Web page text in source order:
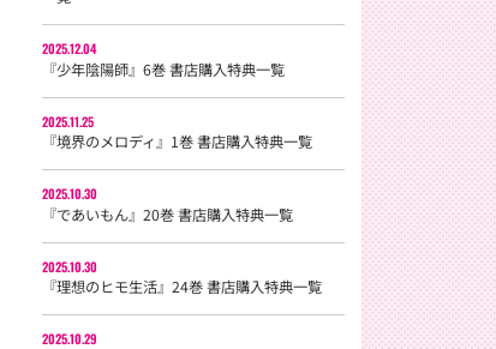
2025.12.04
『少年陰陽師』6巻 書店購入特典一覧
2025.11.25
『境界のメロディ』1巻 書店購入特典一覧
2025.10.30
『であいもん』20巻 書店購入特典一覧
2025.10.30
『理想のヒモ生活』24巻 書店購入特典一覧
2025.10.29